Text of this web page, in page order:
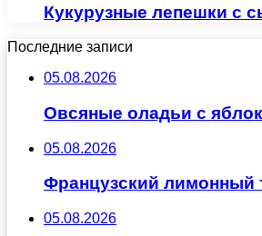
Кукурузные лепешки с
Последние записи
05.08.2026
Овсяные оладьи с
05.08.2026
Французский лимонный
05.08.2026